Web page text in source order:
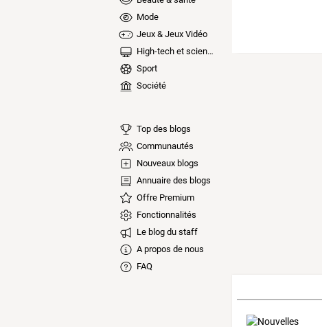
Mode
Jeux & Jeux Vidéo
High-tech et sciences
Sport
Société
Top des blogs
Communautés
Nouveaux blogs
Annuaire des blogs
Offre Premium
Fonctionnalités
Le blog du staff
A propos de nous
FAQ